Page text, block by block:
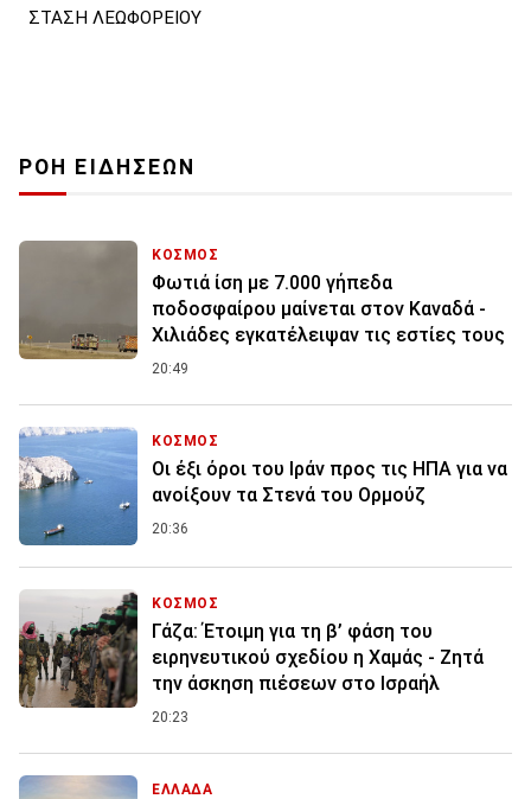
ΣΤΑΣΗ ΛΕΩΦΟΡΕΙΟΥ
ΡΟΗ ΕΙΔΗΣΕΩΝ
ΚΟΣΜΟΣ
Φωτιά ίση με 7.000 γήπεδα
ποδοσφαίρου μαίνεται στον Καναδά -
Χιλιάδες εγκατέλειψαν τις εστίες τους
20:49
ΚΟΣΜΟΣ
Οι έξι όροι του Ιράν προς τις ΗΠΑ για να
ανοίξουν τα Στενά του Ορμούζ
20:36
ΚΟΣΜΟΣ
Γάζα: Έτοιμη για τη β’ φάση του
ειρηνευτικού σχεδίου η Χαμάς - Ζητά
την άσκηση πιέσεων στο Ισραήλ
20:23
ΕΛΛΑΔΑ